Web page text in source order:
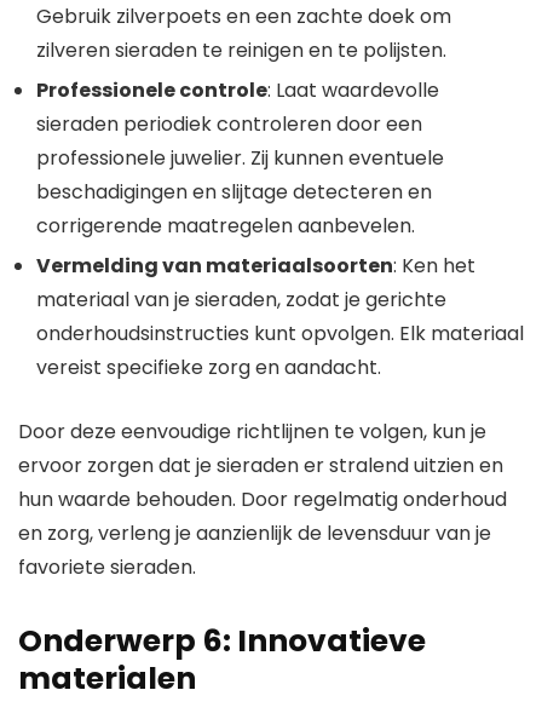
Gebruik zilverpoets en een zachte doek om
zilveren sieraden te reinigen en te polijsten.
Professionele controle: Laat waardevolle
sieraden periodiek controleren door een
professionele juwelier. Zij kunnen eventuele
beschadigingen en slijtage detecteren en
corrigerende maatregelen aanbevelen.
Vermelding van materiaalsoorten: Ken het
materiaal van je sieraden, zodat je gerichte
onderhoudsinstructies kunt opvolgen. Elk materiaal
vereist specifieke zorg en aandacht.
Door deze eenvoudige richtlijnen te volgen, kun je
ervoor zorgen dat je sieraden er stralend uitzien en
hun waarde behouden. Door regelmatig onderhoud
en zorg, verleng je aanzienlijk de levensduur van je
favoriete sieraden.
Onderwerp 6: Innovatieve
materialen